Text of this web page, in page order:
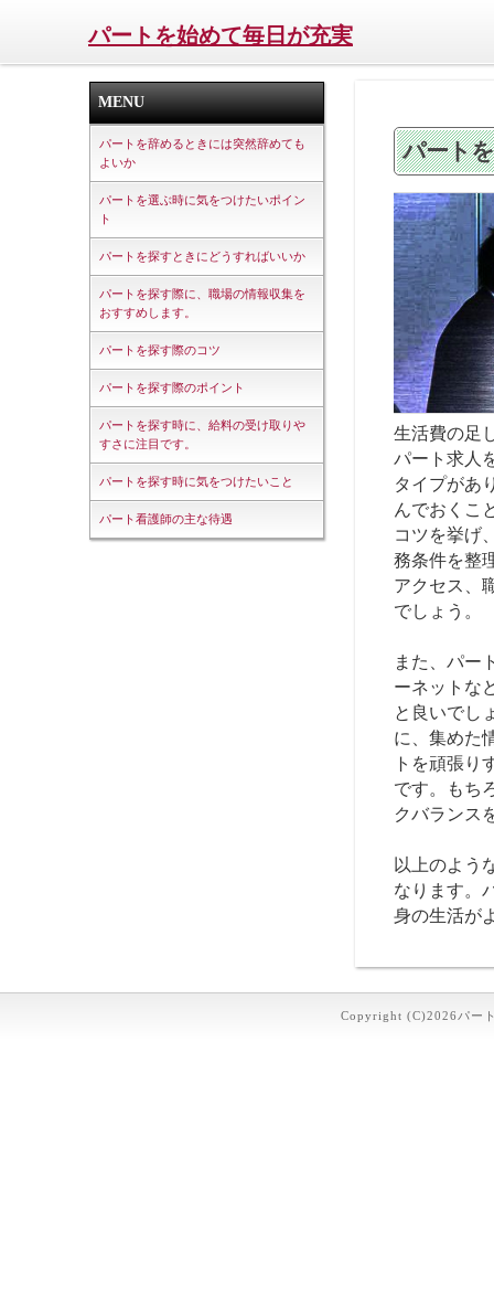
パートを始めて毎日が充実
MENU
パートを辞めるときには突然辞めても
よいか
パートを選ぶ時に気をつけたいポイン
ト
パートを探すときにどうすればいいか
パートを探す際に、職場の情報収集を
おすすめします。
パートを探す際のコツ
パートを探す際のポイント
パートを探す時に、給料の受け取りや
すさに注目です。
パートを探す時に気をつけたいこと
パート看護師の主な待遇
パート
生活費の足
パート求人
タイプがあ
んでおくこ
コツを挙げ
務条件を整
アクセス、
でしょう。
また、パー
ーネットな
と良いでし
に、集めた
トを頑張り
です。もち
クバランス
以上のよう
なります。
身の生活が
Copyright (C)2026パー